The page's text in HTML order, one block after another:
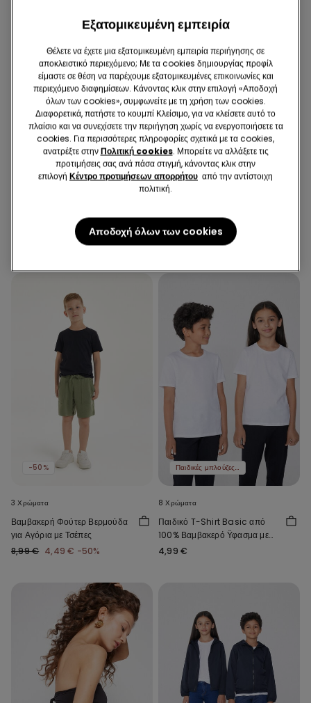
Βαμβακερά Καλτσάκια Unisex
Ανακυκλωμένη Mικροϊνα
2 Χρώματα
Ενισχυμένο Ανακυκλωμένο
Microfiber Full Coverage
-50%
3 Χρώματα
Βαμβακερή Φούτερ Βερμούδα
για Αγόρια με Τσέπες
8,99 € 4,49 € -50%
Παιδικές μπλούζες 3 τμχ 12,99 €
8 Χρώματα
Παιδικό T-Shirt Basic από
100% Βαμβακερό Ϋφασμα με
Στρογγυλή Λαιμόκοψη Unisex
4,99 €
Εξατομικευμένη εμπειρία
Θέλετε να έχετε μια εξατομικευμένη εμπειρία περιήγησης σε
αποκλειστικό περιεχόμενο; Με τα cookies δημιουργίας προφίλ
είμαστε σε θέση να παρέχουμε εξατομικευμένες επικοινωνίες και
περιεχόμενο διαφημίσεων. Κάνοντας κλικ στην επιλογή «Αποδοχή
όλων των cookies», συμφωνείτε με τη χρήση των cookies.
Διαφορετικά, πατήστε το κουμπί Κλείσιμο, για να κλείσετε αυτό το
πλαίσιο και να συνεχίσετε την περιήγηση χωρίς να ενεργοποιήσετε τα
cookies. Για περισσότερες πληροφορίες σχετικά με τα cookies,
ανατρέξτε στηνΠολιτική cookies. Μπορείτε να αλλάξετε τις
προτιμήσεις σας ανά πάσα στιγμή, κάνοντας κλικ στην
επιλογή Κέντρο προτιμήσεων απορρήτου από την αντίστοιχη
πολιτική.
Αποδοχή όλων των cookies